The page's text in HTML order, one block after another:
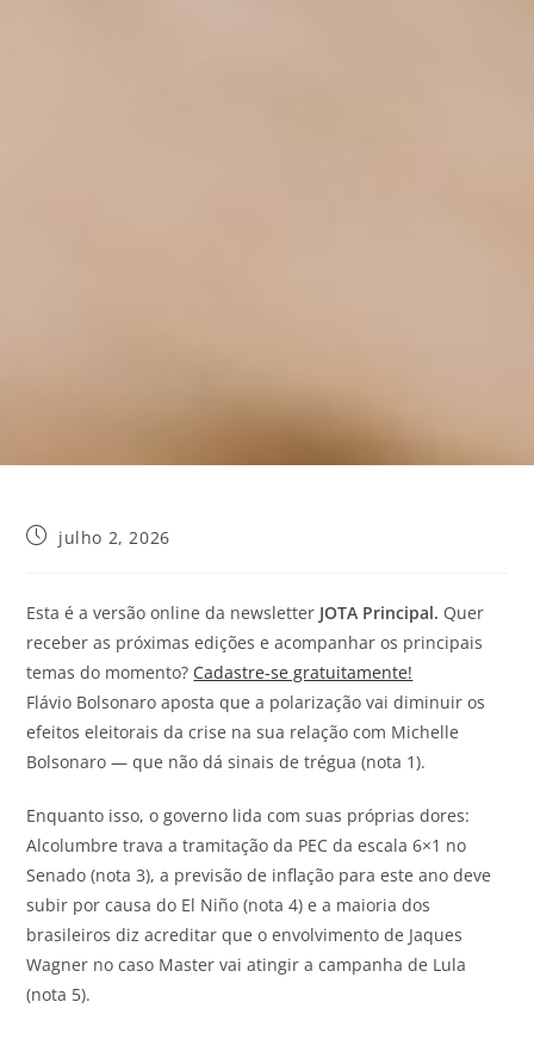
julho 2, 2026
Esta é a versão online da newsletter JOTA Principal. Quer
receber as próximas edições e acompanhar os principais
temas do momento? Cadastre-se gratuitamente!
Flávio Bolsonaro aposta que a polarização vai diminuir os
efeitos eleitorais da crise na sua relação com Michelle
Bolsonaro — que não dá sinais de trégua (nota 1).
Enquanto isso, o governo lida com suas próprias dores:
Alcolumbre trava a tramitação da PEC da escala 6×1 no
Senado (nota 3), a previsão de inflação para este ano deve
subir por causa do El Niño (nota 4) e a maioria dos
brasileiros diz acreditar que o envolvimento de Jaques
Wagner no caso Master vai atingir a campanha de Lula
(nota 5).